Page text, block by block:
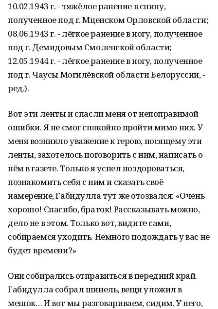
10.02.1943 г. - тяжёлое ранение в спину,
полученное под г. Мценском Орловской области;
08.06.1943 г. - лёгкое ранение в ногу, полученное
под г. Демидовым Смоленской области;
12.05.1944 г. - лёгкое ранение в ногу, полученное
под г. Чаусы Могилёвской области Белоруссии, -
ред.).
Вот эти ленты и спасли меня от непоправимой
ошибки. Я не смог спокойно пройти мимо них. У
меня возникло уважение к герою, носящему эти
ленты, захотелось поговорить с ним, написать о
нём в газете. Только я успел поздороваться,
познакомить себя с ним и сказать своё
намерение, Габидулла тут же отозвался: «Очень
хорошо! Спасибо, браток! Рассказывать можно,
дело не в этом. Только вот, видите сами,
собираемся уходить. Немного подождать у вас не
будет времени?»
Они собирались отправиться в передний край.
Габидулла собрал шинель, вещи уложил в
мешок… И вот мы разговариваем, сидим. У него,